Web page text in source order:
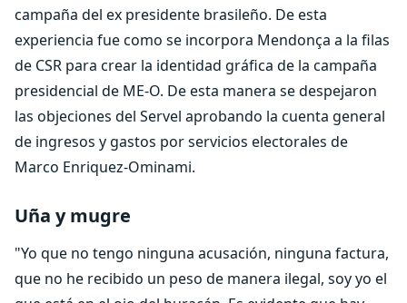
campaña del ex presidente brasileño. De esta
experiencia fue como se incorpora Mendonça a la filas
de CSR para crear la identidad gráfica de la campaña
presidencial de ME-O. De esta manera se despejaron
las objeciones del Servel aprobando la cuenta general
de ingresos y gastos por servicios electorales de
Marco Enriquez-Ominami.
Uña y mugre
"Yo que no tengo ninguna acusación, ninguna factura,
que no he recibido un peso de manera ilegal, soy yo el